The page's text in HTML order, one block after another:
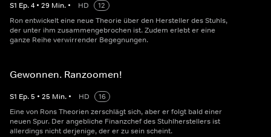
S1 Ep.4 • 29 Min. • HD
12
Ron entwickelt eine neue Theorie über den Hersteller des Stuhls,
der unter ihm zusammengebrochen ist. Zudem erlebt er eine
ganze Reihe verwirrender Begegnungen.
Gewonnen. Ranzoomen!
S1 Ep.5 • 25 Min. • HD
16
Eine von Rons Theorien zerschlägt sich, aber er folgt bald einer
neuen Spur. Der angebliche Finanzchef des Stuhlherstellers ist
allerdings nicht derjenige, der er zu sein scheint.